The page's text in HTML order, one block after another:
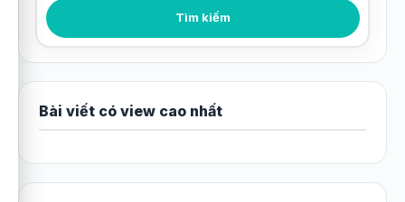
Tìm kiếm bài viết Tìm kiếm
Bài viết có view cao nhất